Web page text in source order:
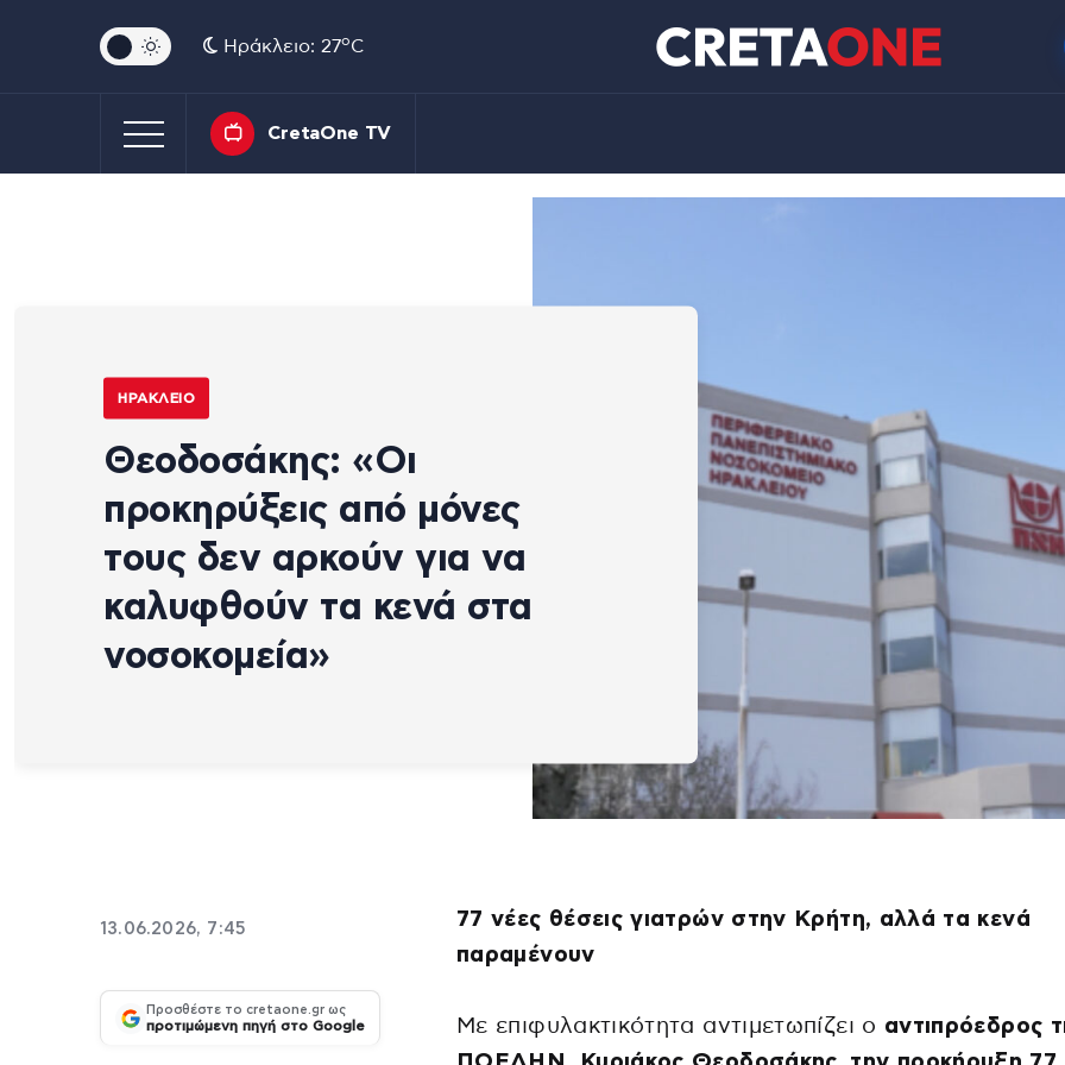
Ηράκλειο: 27oC
CretaOne TV
ΗΡΆΚΛΕΙΟ
Θεοδοσάκης: «Οι
προκηρύξεις από μόνες
τους δεν αρκούν για να
καλυφθούν τα κενά στα
νοσοκομεία»
13.06.2026, 7:45
Προσθέστε το cretaone.gr ως
προτιμώμενη πηγή στο Google
77 νέες θέσεις γιατρών στην Κρήτη, αλλά τα κενά
παραμένουν
Με επιφυλακτικότητα αντιμετωπίζει ο αντιπρόεδρος